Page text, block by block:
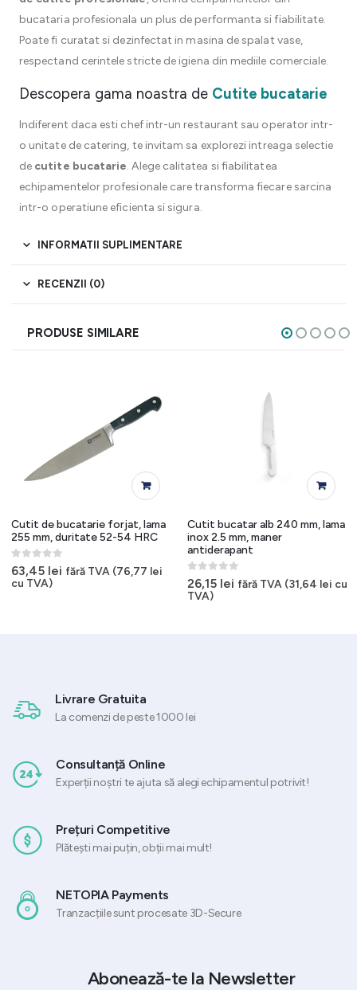
bucataria profesionala un plus de performanta si fiabilitate.
Poate fi curatat si dezinfectat in masina de spalat vase,
respectand cerintele stricte de igiena din mediile comerciale.
Descopera gama noastra de Cutite bucatarie
Indiferent daca esti chef intr-un restaurant sau operator intr-
o unitate de catering, te invitam sa explorezi intreaga selectie
de cutite bucatarie. Alege calitatea si fiabilitatea
echipamentelor profesionale care transforma fiecare sarcina
intr-o operatiune eficienta si sigura.
INFORMATII SUPLIMENTARE
RECENZII (0)
PRODUSE SIMILARE
Cutit de bucatarie forjat, lama
255 mm, duritate 52-54 HRC
0out of 5
63,45 lei fără TVA (76,77 lei
cu TVA)
Cutit bucatar alb 240 mm, lama
inox 2.5 mm, maner
antiderapant
0out of 5
26,15 lei fără TVA (31,64 lei cu
TVA)
Livrare Gratuita
La comenzi de peste 1000 lei
Consultanță Online
Experții noștri te ajuta să alegi echipamentul potrivit!
Prețuri Competitive
Plătești mai puțin, obții mai mult!
NETOPIA Payments
Tranzacțiile sunt procesate 3D-Secure
Abonează-te la Newsletter